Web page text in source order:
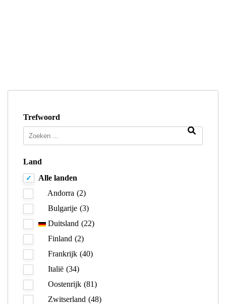
Trefwoord
Land
Alle landen
Andorra (2)
Bulgarije (3)
Duitsland (22)
Finland (2)
Frankrijk (40)
Italië (34)
Oostenrijk (81)
Zwitserland (48)